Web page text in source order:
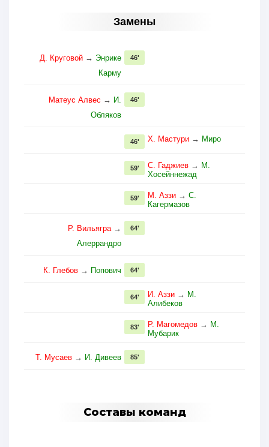
Замены
Д. Круговой → Энрике
Карму
46'
Матеус Алвес → И.
Обляков
46'
Х. Мастури → Миро
46'
С. Гаджиев → М.
Хосейннежад
59'
М. Аззи → С.
Кагермазов
59'
Р. Вильягра→
Алеррандро
64'
К. Глебов → Попович 64'
И. Аззи → М.
Алибеков
64'
Р. Магомедов → М.
Мубарик
83'
Т. Мусаев → И. Дивеев 85'
Составы команд